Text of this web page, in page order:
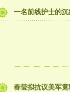
一名前线护士的
春莹拟抗议美军